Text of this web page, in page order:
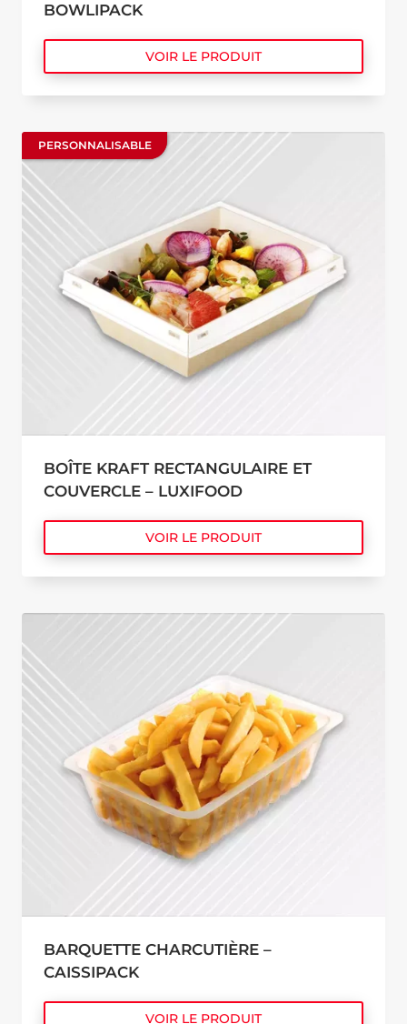
BOWLIPACK
VOIR LE PRODUIT
PERSONNALISABLE
BOÎTE KRAFT RECTANGULAIRE ET
COUVERCLE – LUXIFOOD
VOIR LE PRODUIT
PERSONNALISABLE
BARQUETTE CHARCUTIÈRE –
CAISSIPACK
VOIR LE PRODUIT